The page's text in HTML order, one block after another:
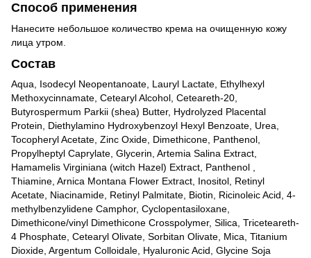
Способ применения
Нанесите небольшое количество крема на очищенную кожу
лица утром.
Состав
Aqua, Isodecyl Neopentanoate, Lauryl Lactate, Ethylhexyl
Methoxycinnamate, Cetearyl Alcohol, Ceteareth-20,
Butyrospermum Parkii (shea) Butter, Hydrolyzed Placental
Protein, Diethylamino Hydroxybenzoyl Hexyl Benzoate, Urea,
Tocopheryl Acetate, Zinc Oxide, Dimethicone, Panthenol,
Propylheptyl Caprylate, Glycerin, Artemia Salina Extract,
Hamamelis Virginiana (witch Hazel) Extract, Panthenol ,
Thiamine, Arnica Montana Flower Extract, Inositol, Retinyl
Acetate, Niacinamide, Retinyl Palmitate, Biotin, Ricinoleic Acid, 4-
methylbenzylidene Camphor, Cyclopentasiloxane,
Dimethicone/vinyl Dimethicone Crosspolymer, Silica, Triceteareth-
4 Phosphate, Cetearyl Olivate, Sorbitan Olivate, Mica, Titanium
Dioxide, Argentum Сolloidale, Hyaluronic Acid, Glycine Soja